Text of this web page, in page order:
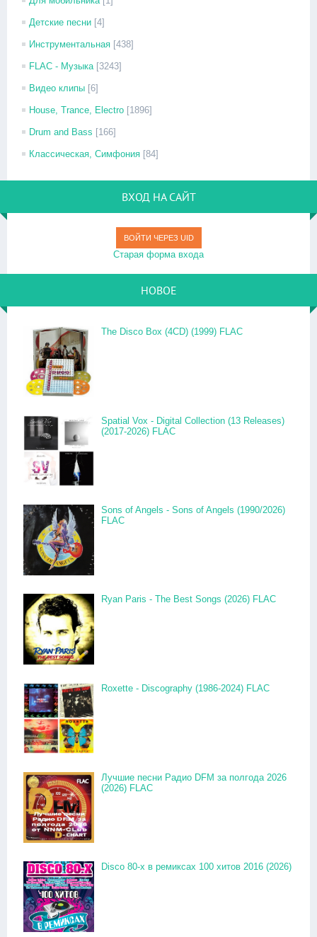
Детские песни [4]
Инструментальная [438]
FLAC - Музыка [3243]
Видео клипы [6]
House, Trance, Electro [1896]
Drum and Bass [166]
Классическая, Симфония [84]
ВХОД НА САЙТ
ВОЙТИ ЧЕРЕЗ UID
Старая форма входа
НОВОЕ
The Disco Box (4CD) (1999) FLAC
Spatial Vox - Digital Collection (13 Releases)
(2017-2026) FLAC
Sons of Angels - Sons of Angels (1990/2026)
FLAC
Ryan Paris - The Best Songs (2026) FLAC
Roxette - Discography (1986-2024) FLAC
Лучшие песни Радио DFM за полгода 2026
(2026) FLAC
Disco 80-x в ремиксах 100 хитов 2016 (2026)